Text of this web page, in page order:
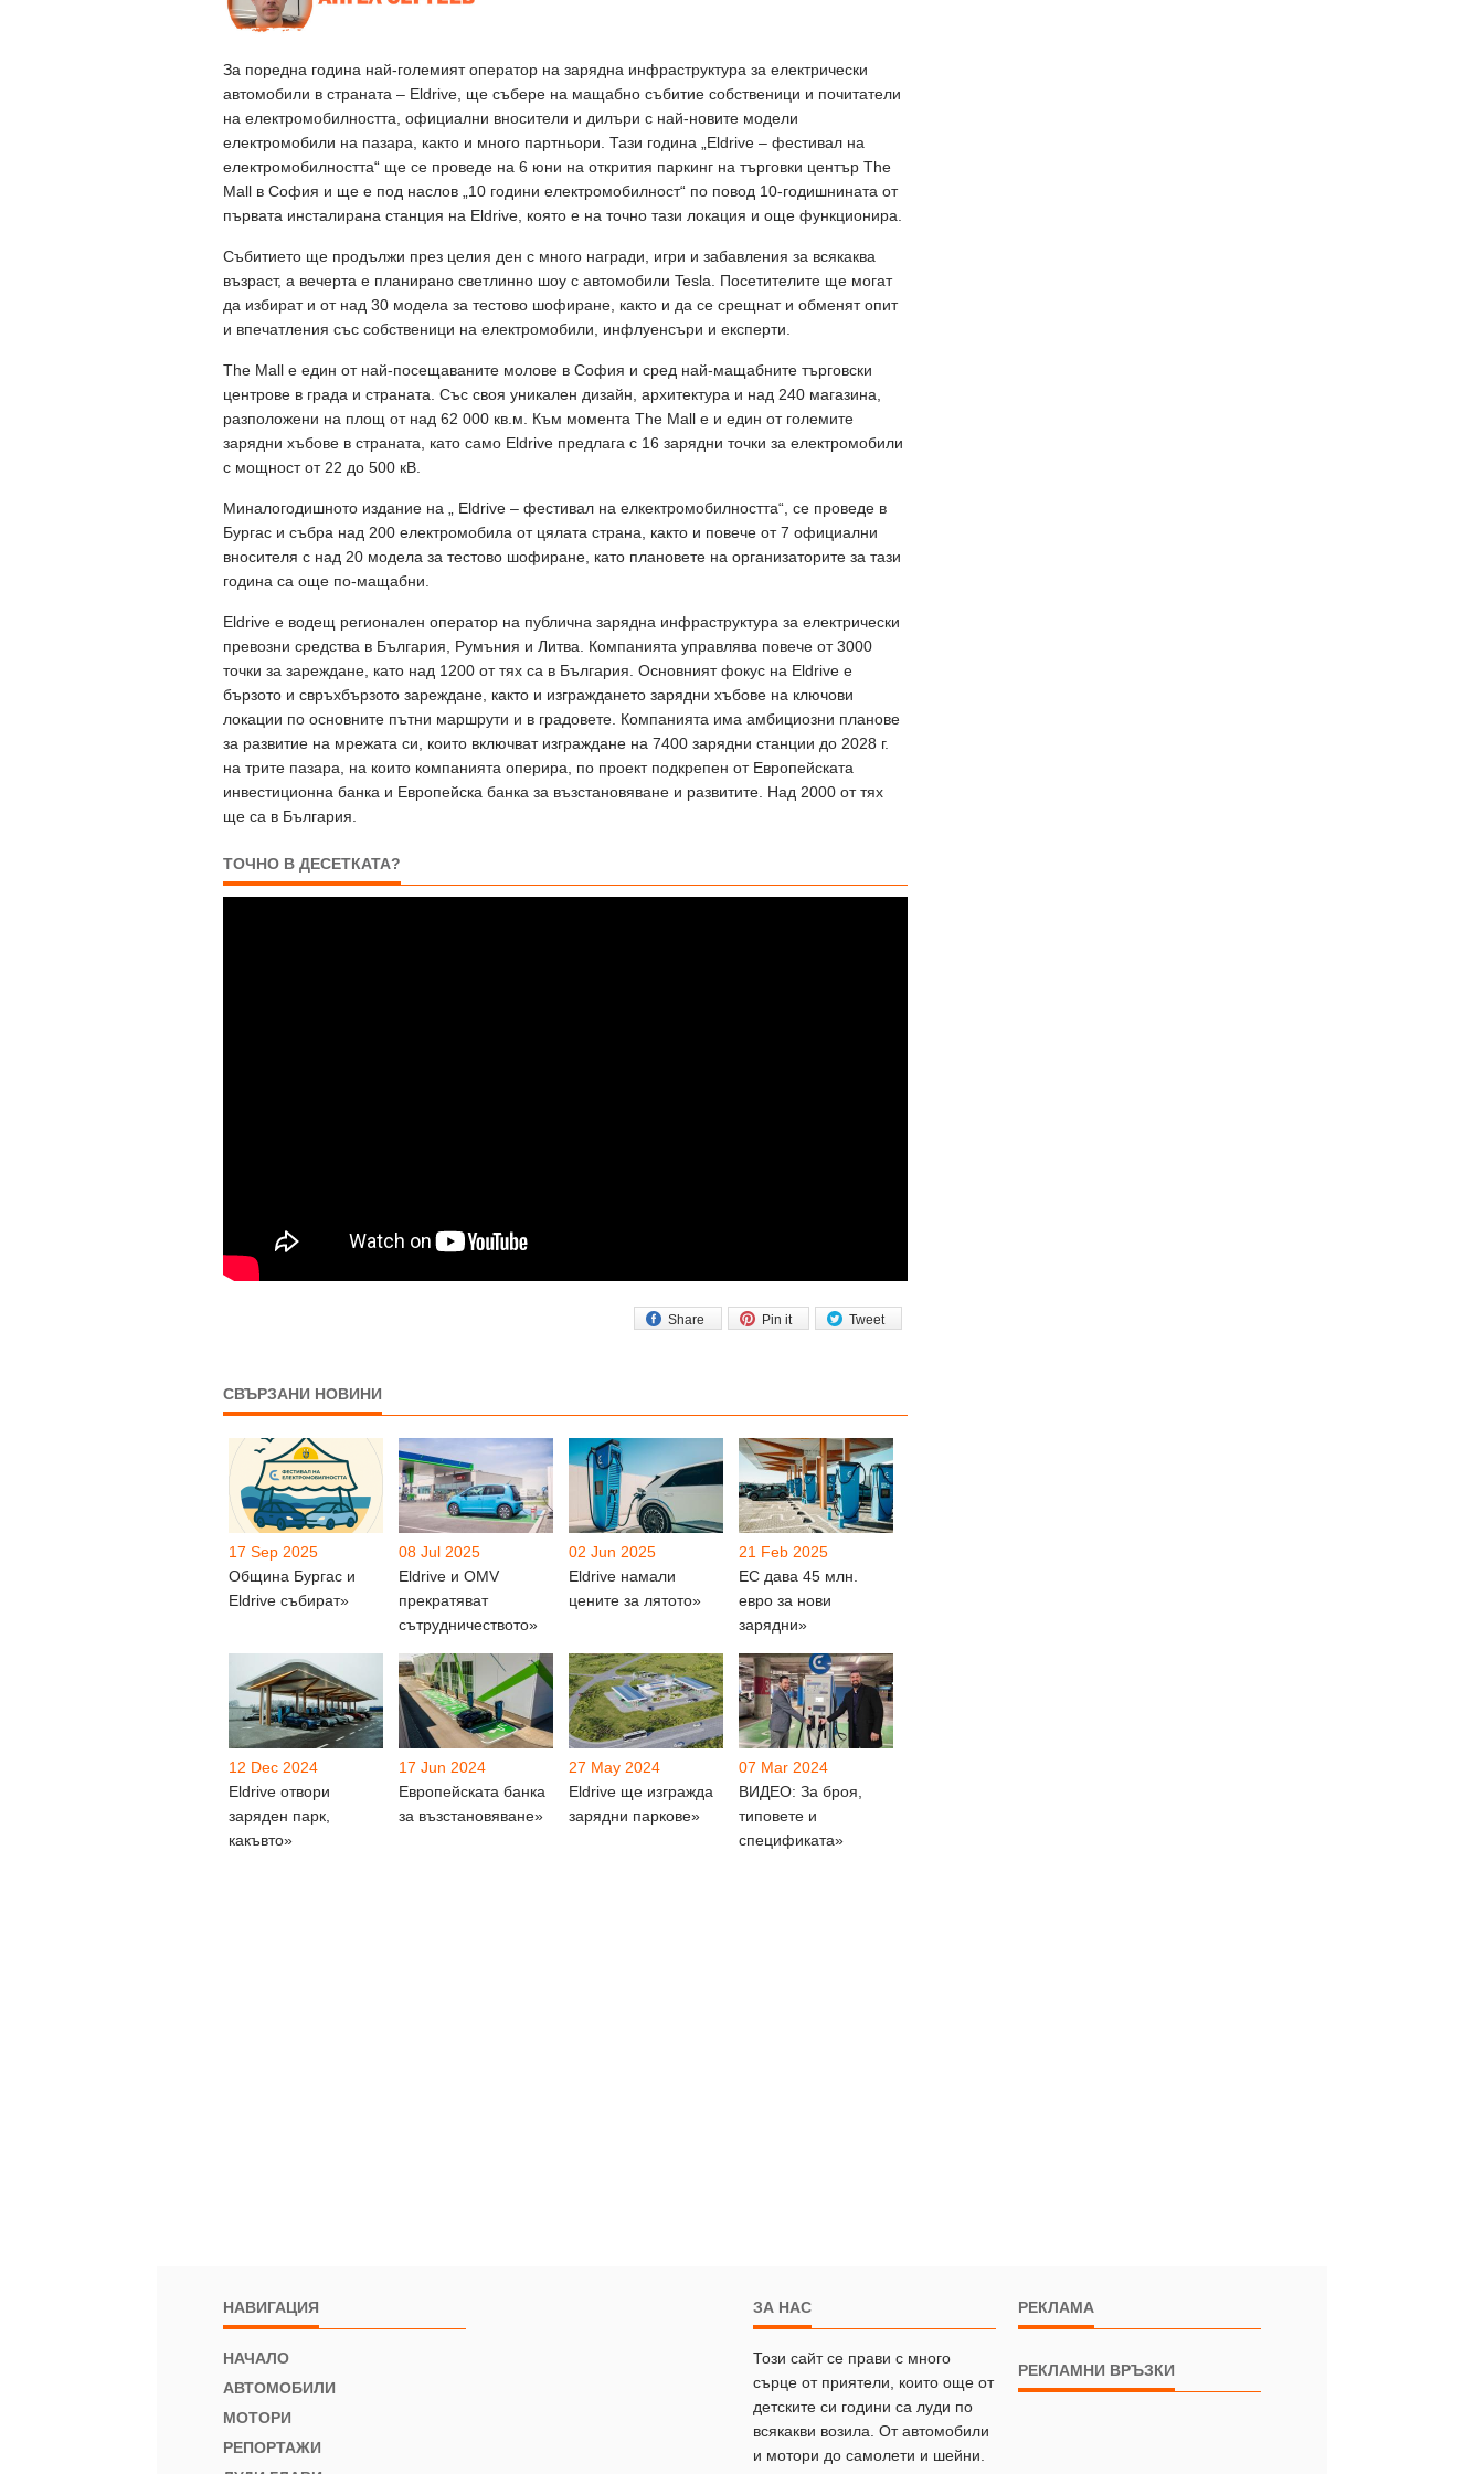
За поредна година най-големият оператор на зарядна инфраструктура за електрически
автомобили в страната – Eldrive, ще събере на мащабно събитие собственици и почитатели
на електромобилността, официални вносители и дилъри с най-новите модели
електромобили на пазара, както и много партньори. Тази година „Eldrive – фестивал на
електромобилността“ ще се проведе на 6 юни на открития паркинг на търговки център The
Mall в София и ще е под наслов „10 години електромобилност“ по повод 10-годишнината от
първата инсталирана станция на Eldrive, която е на точно тази локация и още функционира.
Събитието ще продължи през целия ден с много награди, игри и забавления за всякаква
възраст, а вечерта е планирано светлинно шоу с автомобили Tesla. Посетителите ще могат
да избират и от над 30 модела за тестово шофиране, както и да се срещнат и обменят опит
и впечатления със собственици на електромобили, инфлуенсъри и експерти.
The Mall е един от най-посещаваните молове в София и сред най-мащабните търговски
центрове в града и страната. Със своя уникален дизайн, архитектура и над 240 магазина,
разположени на площ от над 62 000 кв.м. Към момента Тhe Mall e и един от големите
зарядни хъбове в страната, като само Eldrive предлага с 16 зарядни точки за електромобили
с мощност от 22 до 500 кВ.
Миналогодишното издание на „ Eldrive – фестивал на елкектромобилността“, се проведе в
Бургас и събра над 200 електромобила от цялата страна, както и повече от 7 официални
вносителя с над 20 модела за тестово шофиране, като плановете на организаторите за тази
година са още по-мащабни.
Eldrive е водещ регионален оператор на публична зарядна инфраструктура за електрически
превозни средства в България, Румъния и Литва. Компанията управлява повече от 3000
точки за зареждане, като над 1200 от тях са в България. Основният фокус на Eldrive е
бързото и свръхбързото зареждане, както и изграждането зарядни хъбове на ключови
локации по основните пътни маршрути и в градовете. Компанията има амбициозни планове
за развитие на мрежата си, които включват изграждане на 7400 зарядни станции до 2028 г.
на трите пазара, на които компанията оперира, по проект подкрепен от Европейската
инвестиционна банка и Европейска банка за възстановяване и развитите. Над 2000 от тях
ще са в България.
ТОЧНО В ДЕСЕТКАТА?
Tweet
Pin it
Share
СВЪРЗАНИ НОВИНИ
17 Sep 2025
Община Бургас и
Eldrive събират»
08 Jul 2025
Eldrive и OMV
прекратяват
сътрудничеството»
02 Jun 2025
Eldrive намали
цените за лятото»
21 Feb 2025
ЕС дава 45 млн.
евро за нови
зарядни»
12 Dec 2024
Eldrive отвори
заряден парк,
какъвто»
17 Jun 2024
Европейската банка
за възстановяване»
27 May 2024
Eldrive ще изгражда
зарядни паркове»
07 Mar 2024
ВИДЕО: За броя,
типовете и
спецификата»
НАВИГАЦИЯ
НАЧАЛО
АВТОМОБИЛИ
МОТОРИ
РЕПОРТАЖИ
ЗА НАС
Този сайт се прави с много
сърце от приятели, които още от
детските си години са луди по
всякакви возила. От автомобили
и мотори до самолети и шейни.
РЕКЛАМА
РЕКЛАМНИ ВРЪЗКИ